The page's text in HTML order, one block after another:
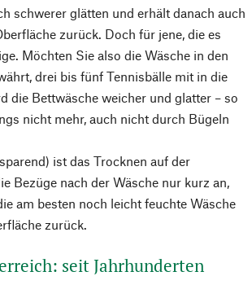
schwerer glätten und erhält danach auch
zurück. Doch für jene, die es
Möchten Sie also die Wäsche in den
drei bis fünf Tennisbälle mit in die
die Bettwäsche weicher und glatter – so
nicht mehr, auch nicht durch Bügeln
ist das Trocknen auf der
Bezüge nach der Wäsche nur kurz an,
am besten noch leicht feuchte Wäsche
zurück.
seit Jahrhunderten